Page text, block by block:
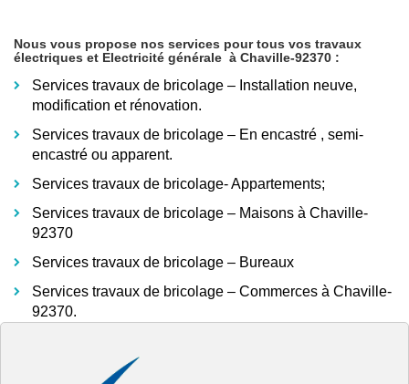
Nous vous propose nos services pour tous vos travaux
électriques et Electricité générale à Chaville-92370 :
Services travaux de bricolage – Installation neuve,
modification et rénovation.
Services travaux de bricolage – En encastré , semi-
encastré ou apparent.
Services travaux de bricolage- Appartements;
Services travaux de bricolage – Maisons à Chaville-
92370
Services travaux de bricolage – Bureaux
Services travaux de bricolage – Commerces à Chaville-
92370.